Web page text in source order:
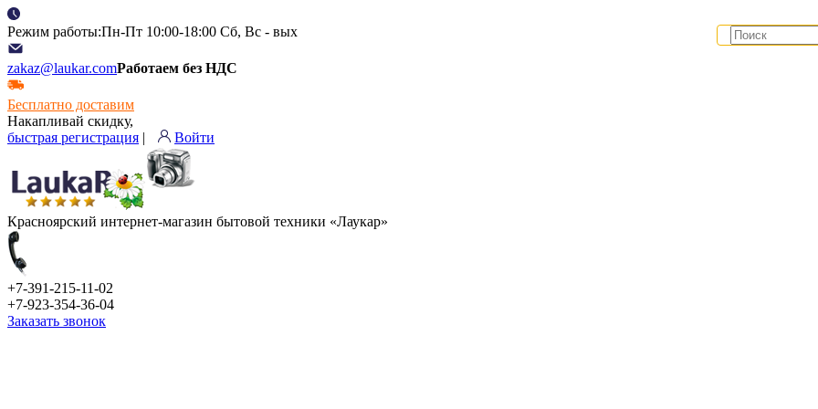
Режим работы:Пн-Пт 10:00-18:00 Сб, Вс - вых
zakaz@laukar.comРаботаем без НДС
Бесплатно доставим
Накапливай скидку,
быстрая регистрация | Войти
Красноярский интернет-магазин бытовой техники «Лаукар»
+7-391-215-11-02
+7-923-354-36-04
Заказать звонок